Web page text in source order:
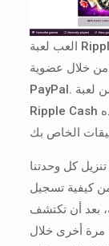
العب لعبة Ripple Player Stadium القديمة والأكثر إدمانًا
من خلال عضوية
PayPal. يمكنك ربح ما يصل إلى خمسمائة دولار من لعبة
Ripple Cash عبر الإنترنت. يمكنك تنزيل لعبة الفيديو هذه
كل وحدتنا
كيفية تسجيل
بعد أن تكتشف
مرة أخرى خلال